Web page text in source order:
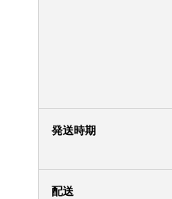
発送時期
配送